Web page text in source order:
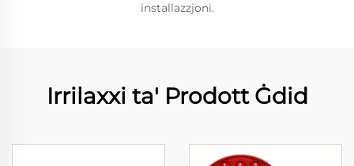
installazzjoni.
Irrilaxxi ta' Prodott Ġdid